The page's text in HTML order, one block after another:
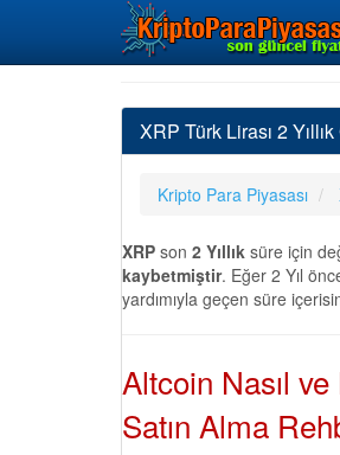
XRP Türk Lirası 2
Kripto Para Piyasası
XRP son 2 Yıllık süre için
kaybetmiştir. Eğer 2 Yıl
yardımıyla geçen süre
Altcoin Nasıl
Satın Alma